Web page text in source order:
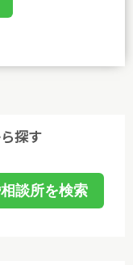
、事務局及び
わないための措
探す